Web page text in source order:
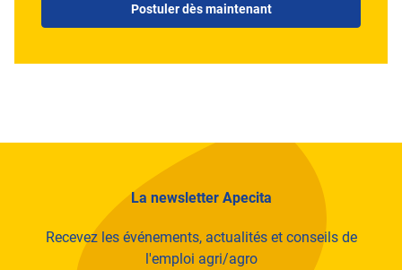
Postuler dès maintenant
La newsletter Apecita
Recevez les événements, actualités et conseils de
l'emploi agri/agro